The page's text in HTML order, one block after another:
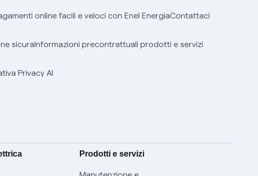
online facili e veloci con Enel EnergiaContattaci
sicuraInformazioni precontrattuali prodotti e servizi
Privacy AI
Prodotti e servizi